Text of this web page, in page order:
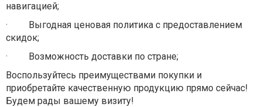
навигацией;
· Выгодная ценовая политика с предоставлением
скидок;
· Возможность доставки по стране;
Воспользуйтесь преимуществами покупки и
приобретайте качественную продукцию прямо сейчас!
Будем рады вашему визиту!